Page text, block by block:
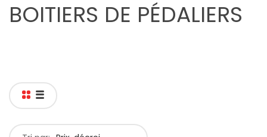
BOITIERS DE PÉDALIERS